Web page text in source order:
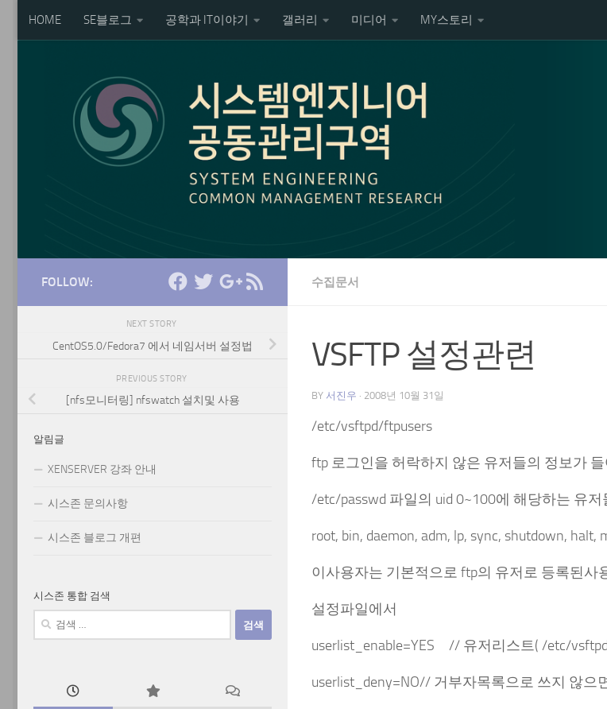
Skip to content
HOME SE블로그 공학과 IT이야기 갤러리 미디어 MY스토리
수집문서
VSFTP 설정관련
BY 서진우 · 2008년 10월 31일
/etc/vsftpd/ftpusers
ftp 로그인을 허락하지 않은 유저들의 정보가
/etc/passwd 파일의 uid 0~100에 해당하는 유저
root, bin, daemon, adm, lp, sync, shutdown, halt,
이사용자는 기본적으로 ftp의 유저로 등록된사
설정파일에서
userlist_enable=YES // 유저리스트( /etc/
userlist_deny=NO// 거부자목록으로 쓰지 않
FOLLOW:
NEXT STORY
CentOS5.0/Fedora7 에서 네임서버 설정법
PREVIOUS STORY
[nfs모니터링] nfswatch 설치및 사용
알림글
XENSERVER 강좌 안내
시스존 문의사항
시스존 블로그 개편
시스존 통합 검색
검